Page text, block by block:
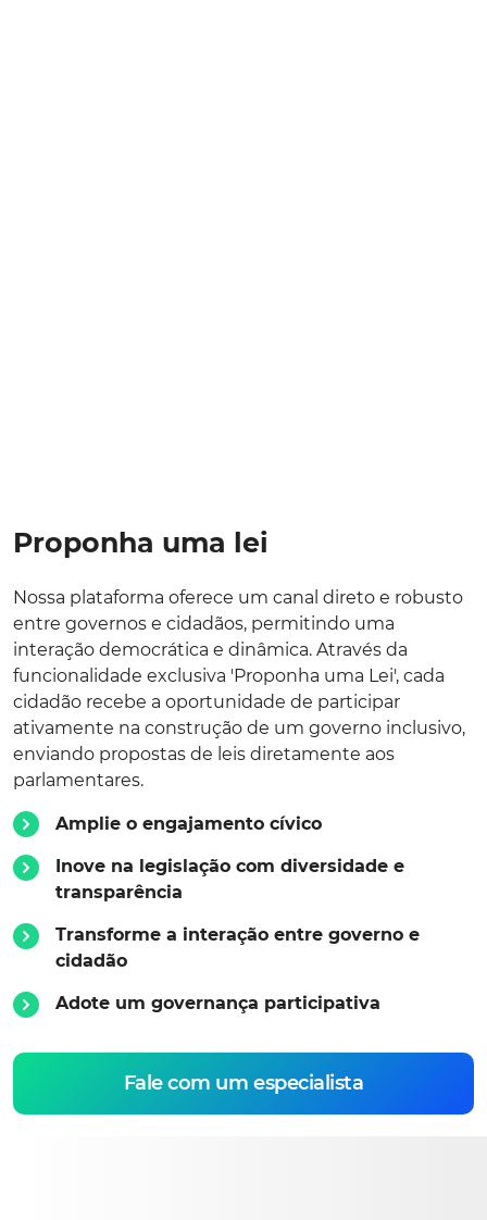
Proponha uma lei
Nossa plataforma oferece um canal direto e robusto
entre governos e cidadãos, permitindo uma
interação democrática e dinâmica. Através da
funcionalidade exclusiva 'Proponha uma Lei', cada
cidadão recebe a oportunidade de participar
ativamente na construção de um governo inclusivo,
enviando propostas de leis diretamente aos
parlamentares.
Amplie o engajamento cívico
Inove na legislação com diversidade e
transparência
Transforme a interação entre governo e
cidadão
Adote um governança participativa
Fale com um especialista